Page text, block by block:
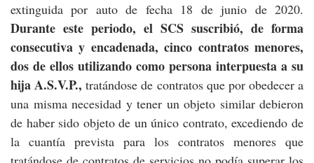
extinguida por auto de fecha 18 de junio de 2020.
Durante este periodo, el SCS suscribió, de forma
consecutiva y encadenada, cinco contratos menores,
dos de ellos utilizando como persona interpuesta a su
hija A.S.V.P.,tratándose de contratos que por obedecer a
una misma necesidad y tener un objeto similar debieron
de haber sido objeto de un único contrato, excediendo de
la cuantía prevista para los contratos menores que